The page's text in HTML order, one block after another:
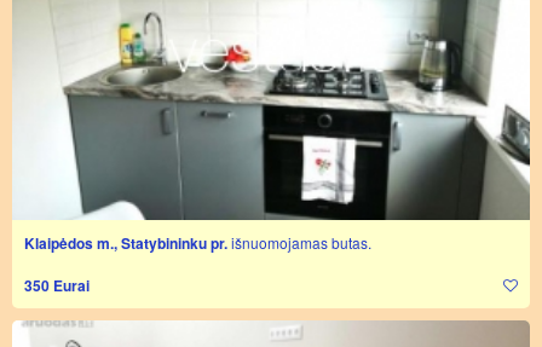
Klaipėdos m., Statybininku pr.išnuomojamas butas.
350 Eurai